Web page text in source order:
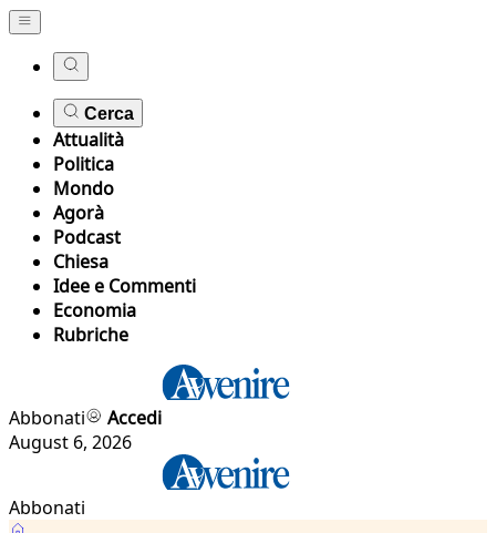
Cerca
Attualità
Politica
Mondo
Agorà
Podcast
Chiesa
Idee e Commenti
Economia
Rubriche
Abbonati
Accedi
August 6, 2026
Abbonati